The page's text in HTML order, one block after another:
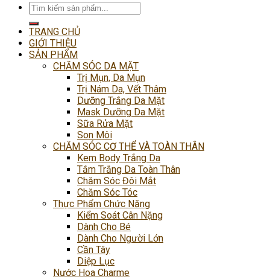
Tìm
kiếm:
TRANG CHỦ
GIỚI THIỆU
SẢN PHẨM
CHĂM SÓC DA MẶT
Trị Mụn, Da Mụn
Trị Nám Da, Vết Thâm
Dưỡng Trắng Da Mặt
Mask Dưỡng Da Mặt
Sữa Rửa Mặt
Son Môi
CHĂM SÓC CƠ THỂ VÀ TOÀN THÂN
Kem Body Trắng Da
Tắm Trắng Da Toàn Thân
Chăm Sóc Đôi Mắt
Chăm Sóc Tóc
Thực Phẩm Chức Năng
Kiểm Soát Cân Nặng
Dành Cho Bé
Dành Cho Người Lớn
Cần Tây
Diệp Lục
Nước Hoa Charme